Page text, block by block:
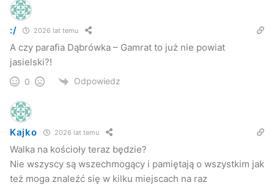
Kościół p.w. Matki Bożej Częstochowskiej
:/ 2026 lat temu
A czy parafia Dąbrówka – Gamrat to już nie powiat
jasielski?!
0 Odpowiedz
Kajko 2026 lat temu
Walka na kościoły teraz będzie?
Nie wszyscy są wszechmogący i pamiętają o wszystkim jak
też moga znaleźć się w kilku miejscach na raz